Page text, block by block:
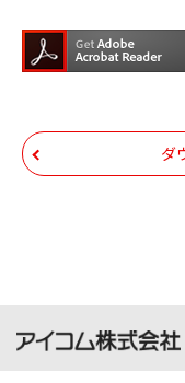
ダウンロ
貸、改変
化するこ
いは無償
使用させ
ダウンロ
ダ